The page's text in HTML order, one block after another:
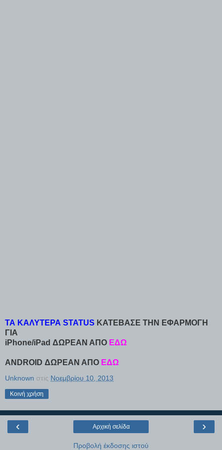
ΤΑ ΚΑΛΥΤΕΡΑ STATUS ΚΑΤΕΒΑΣΕ ΤΗΝ ΕΦΑΡΜΟΓΗ
ΓΙΑ
iPhone/iPad ΔΩΡΕΑΝ ΑΠΟ ΕΔΩ
ANDROID ΔΩΡΕΑΝ ΑΠΟ ΕΔΩ
Unknown στις Νοεμβρίου 10, 2013
Κοινή χρήση
‹ ›
Αρχική σελίδα
Προβολή έκδοσης ιστού